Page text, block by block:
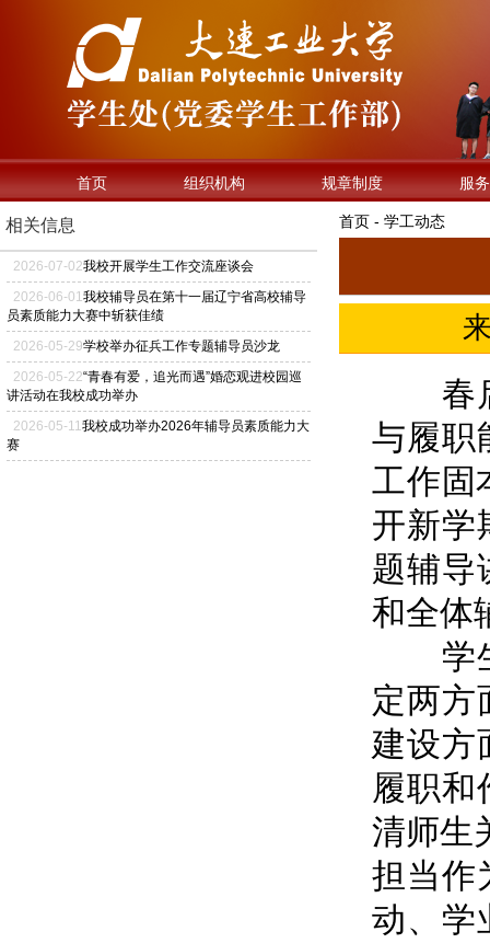
首页 组织机构 规章制度 服
相关信息
2026-07-02我校开展学生工作交流座谈会
2026-06-01我校辅导员在第十一届辽宁省高校辅导
员素质能力大赛中斩获佳绩
2026-05-29学校举办征兵工作专题辅导员沙龙
2026-05-22“青春有爱，追光而遇”婚恋观进校园巡
讲活动在我校成功举办
2026-05-11我校成功举办2026年辅导员素质能力大
赛
首页 - 学工动态
春启
与履职
工作固
开新学
题辅导
和全体
学生
定两方
建设方
履职和
清师生
担当作
动、学